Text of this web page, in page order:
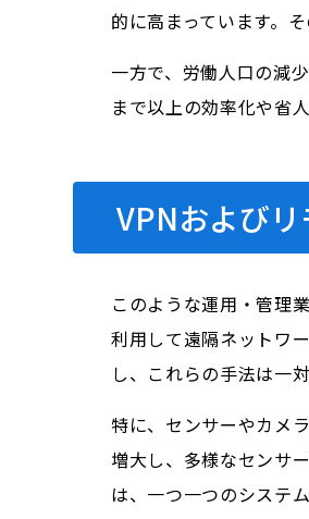
的に高まっています。
一方で、労働人口の減
まで以上の効率化や省
VPNおよび
このような運用・管理
利用して遠隔ネットワ
し、これらの手法は一
特に、センサーやカメ
増大し、多様なセンサ
は、一つ一つのシステ